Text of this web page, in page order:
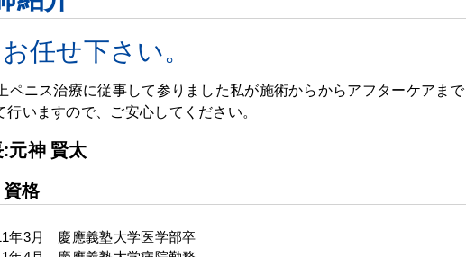
任せ下さい。
ペニス治療に従事して参りました私が施術からからアフターケアまで
行いますので、ご安心してください。
元神 賢太
格
年3月 慶應義塾大学医学部卒